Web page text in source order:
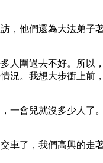
，他們還為大法弟子
人圍過去不好。所以
況。我想大步衝上前
一會兒就沒多少人了
車了，我們高興的走